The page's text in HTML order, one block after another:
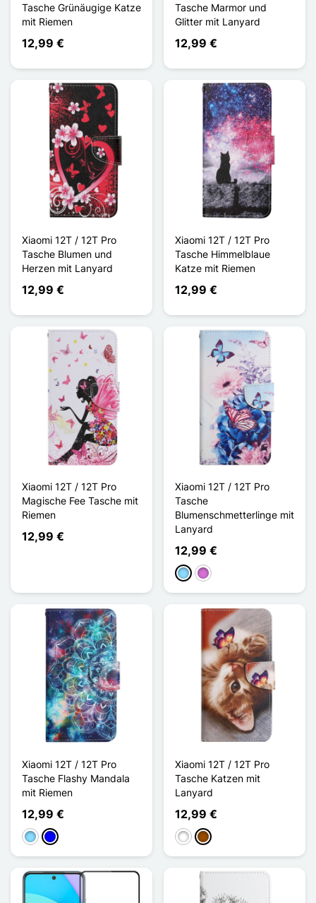
Tasche Grünäugige Katze
mit Riemen
12,99 €
Tasche Marmor und
Glitter mit Lanyard
12,99 €
Xiaomi 12T / 12T Pro
Tasche Blumen und
Herzen mit Lanyard
12,99 €
Xiaomi 12T / 12T Pro
Tasche Himmelblaue
Katze mit Riemen
12,99 €
Xiaomi 12T / 12T Pro
Magische Fee Tasche mit
Riemen
12,99 €
Xiaomi 12T / 12T Pro
Tasche
Blumenschmetterlinge mit
Lanyard
12,99 €
Hellblau
Malve
Xiaomi 12T / 12T Pro
Tasche Flashy Mandala
mit Riemen
12,99 €
Hellblau
Blau
Xiaomi 12T / 12T Pro
Tasche Katzen mit
Lanyard
12,99 €
WeißBraun